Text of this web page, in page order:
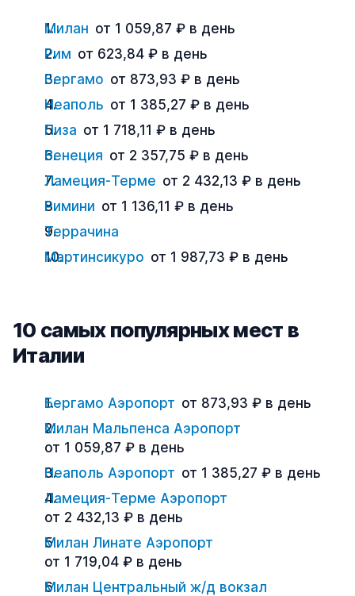
Милан от 1 059,87 ₽ в день
Рим от 623,84 ₽ в день
Бергамо от 873,93 ₽ в день
Неаполь от 1 385,27 ₽ в день
Пиза от 1 718,11 ₽ в день
Венеция от 2 357,75 ₽ в день
Ламеция-Терме от 2 432,13 ₽ в день
Римини от 1 136,11 ₽ в день
Террачина
Мартинсикуро от 1 987,73 ₽ в день
10 самых популярных мест в
Италии
Бергамо Аэропорт от 873,93 ₽ в день
Милан Мальпенса Аэропорт
от 1 059,87 ₽ в день
Неаполь Аэропорт от 1 385,27 ₽ в день
Ламеция-Терме Аэропорт
от 2 432,13 ₽ в день
Милан Линате Аэропорт
от 1 719,04 ₽ в день
Милан Центральный ж/д вокзал